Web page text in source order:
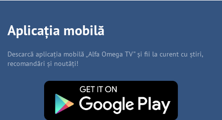
Aplicația mobilă
Descarcă aplicația mobilă „Alfa Omega TV” și fii la curent cu știri,
recomandări și noutăți!